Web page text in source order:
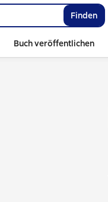
Finden
Buch veröffentlichen